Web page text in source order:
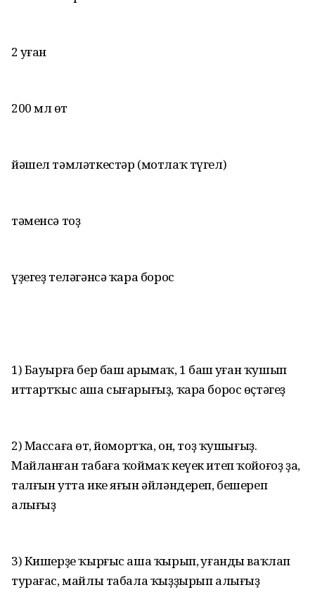
2 һуған
200 мл һөт
йәшел тәмләткестәр (мотлаҡ түгел)
тәменсә тоҙ
үҙегеҙ теләгәнсә ҡара борос
1) Бауырға бер баш һарымһаҡ, 1 баш һуған ҡушып
иттартҡыс аша сығарығыҙ, ҡара борос өҫтәгеҙ
2) Массаға һөт, йомортҡа, он, тоҙ ҡушығыҙ.
Майланған табаға ҡоймаҡ кеүек итеп ҡойоғоҙ ҙа,
талғын утта ике яғын әйләндереп, бешереп
алығыҙ
3) Кишерҙе ҡырғыс аша ҡырып, һуғанды ваҡлап
турағас, майлы табала ҡыҙҙырып алығыҙ